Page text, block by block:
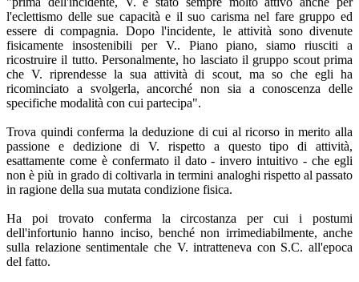
l'eclettismo delle sue capacità e il suo carisma nel fare gruppo ed
essere di compagnia. Dopo l'incidente, le attività sono divenute
fisicamente insostenibili per V.. Piano piano, siamo riusciti a
ricostruire il tutto. Personalmente, ho lasciato il gruppo scout prima
che V. riprendesse la sua attività di scout, ma so che egli ha
ricominciato a svolgerla, ancorché non sia a conoscenza delle
specifiche modalità con cui partecipa".
Trova quindi conferma la deduzione di cui al ricorso in merito alla
passione e dedizione di V. rispetto a questo tipo di attività,
esattamente come è confermato il dato - invero intuitivo - che egli
non è più in grado di coltivarla in termini analoghi rispetto al passato
in ragione della sua mutata condizione fisica.
Ha poi trovato conferma la circostanza per cui i postumi
dell'infortunio hanno inciso, benché non irrimediabilmente, anche
sulla relazione sentimentale che V. intratteneva con S.C. all'epoca
del fatto.